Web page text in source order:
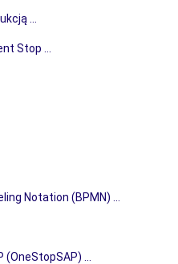
…
Stop …
Notation (BPMN) …
…